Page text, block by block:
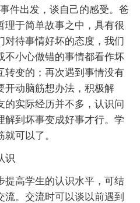
件出发，谈自己的感受。爸
理于简单故事之中，具有很
对待事情好坏的态度，我们
不小心做错的事情都看作坏
转变的；再次遇到事情没有
开动脑筋想办法，积极解
的实际经历并不多，认识问
解到坏事变成好事才行。学
可以了。
识
提高学生的认识水平，可结
。交流时可以谈以前遇到